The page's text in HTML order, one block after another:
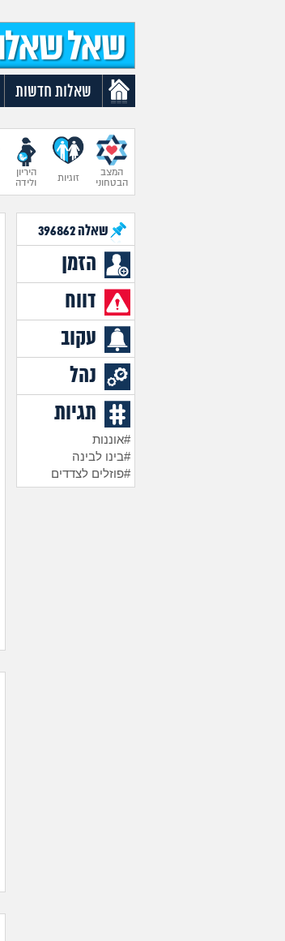
שאלות חדשות
המצב
הבטחוני
זוגיות
היריון
ולידה
שאלה396862
הזמן
דווח
עקוב
נהל
תגיות
#אוננות
#בינו לבינה
#פוזלים לצדדים